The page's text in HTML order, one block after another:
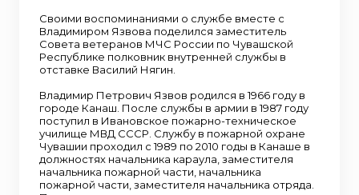
Своими воспоминаниями о службе вместе с
Владимиром Язвова поделился заместитель
Совета ветеранов МЧС России по Чувашской
Республике полковник внутренней службы в
отставке Василий Нягин.
Владимир Петрович Язвов родился в 1966 году в
городе Канаш. После службы в армии в 1987 году
поступил в Ивановское пожарно-техническое
училище МВД СССР. Службу в пожарной охране
Чувашии проходил с 1989 по 2010 годы в Канаше в
должностях начальника караула, заместителя
начальника пожарной части, начальника
пожарной части, заместителя начальника отряда.